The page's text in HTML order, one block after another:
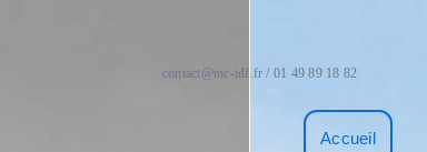
contact@tnc-idf.fr / 01 49 89 18 82
Accueil